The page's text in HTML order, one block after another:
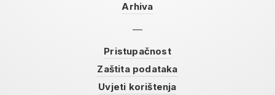
Arhiva
Pristupačnost
Zaštita podataka
Uvjeti korištenja